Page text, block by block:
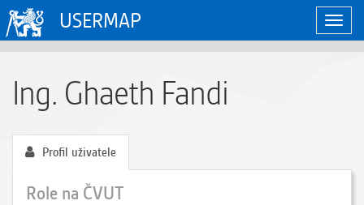
USERMAP
Ing. Ghaeth Fandi
Profil uživatele
Role na ČVUT